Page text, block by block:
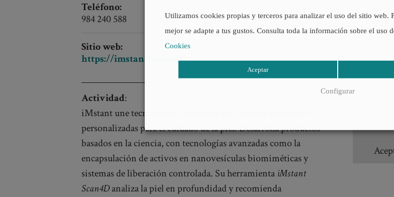
Teléfono:
984 240 588
Sitio web:
https://imstantlab.com/
Actividad:
iMstant une tecnología y cosmética para ofrecer soluciones
personalizadas para el cuidado de la piel. Desarrolla productos
basados en la ciencia, con tecnologías avanzadas como la
encapsulación de activos en nanovesículas biomiméticas y
sistemas de liberación controlada. Su herramienta iMstant
Scan4Danaliza la piel en profundidad y recomienda
Utilizamos cookies propias y terceros para analizar el uso del sitio web.
mejor se adapte a tus gustos. Consulta toda la información sobre el uso
Cookies
Aceptar
Configurar